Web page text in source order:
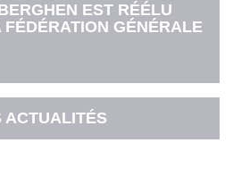
EST RÉÉLU
GÉNÉRALE
ACTUALITÉS